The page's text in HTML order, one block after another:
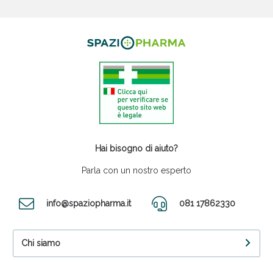
Hai bisogno di aiuto?
Parla con un nostro esperto
info@spaziopharma.it 081 17862330
Chi siamo